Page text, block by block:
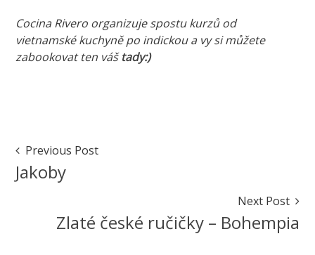
Cocina Rivero organizuje spostu kurzů od
vietnamské kuchyně po indickou a vy si můžete
zabookovat ten váštady:)
October
13,
Post
Navigation
Previous Post
Jakoby
Next Post
Zlaté české ručičky – Bohempia